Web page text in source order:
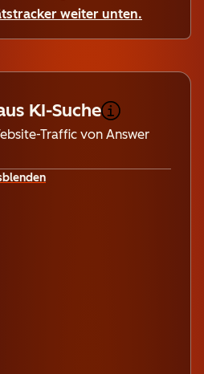
weiter unten.
KI-Suche
Traffic von Answer